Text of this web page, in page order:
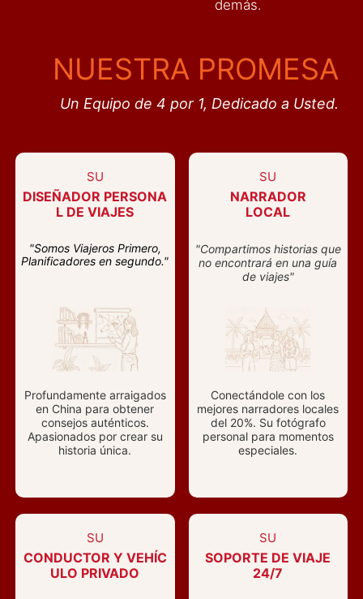
demás.
NUESTRA PROMESA
Un Equipo de 4 por 1, Dedicado a Usted.
SU
DISEÑADOR PERSONA
L DE VIAJES
"Somos Viajeros Primero,
Planificadores en segundo."
Profundamente arraigados
en China para obtener
consejos auténticos.
Apasionados por crear su
historia única.
SU
NARRADOR
LOCAL
"Compartimos historias que
no encontrará en una guía
de viajes"
Conectándole con los
mejores narradores locales
del 20%. Su fotógrafo
personal para momentos
especiales.
SU
CONDUCTOR Y VEHÍC
ULO PRIVADO
SU
SOPORTE DE VIAJE
24/7